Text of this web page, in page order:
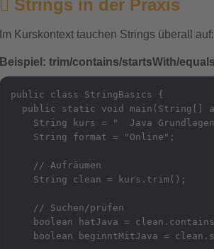
Strings in der Praxis
Im Kurskontext tauchen Strings überall
Beispiel: trim/contains/startsWith/
public class StringBasics {
public static void main(String[]
String kurs = "  Java
    String format = "Online";
    // Aufräumen
    String clean = kurs.trim();
    // Suchen/prüfen
boolean hatJava =
boolean beginntMitJava =